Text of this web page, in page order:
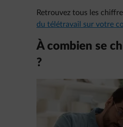
Retrouvez tous les
du télétravail sur votre
À combien se
?